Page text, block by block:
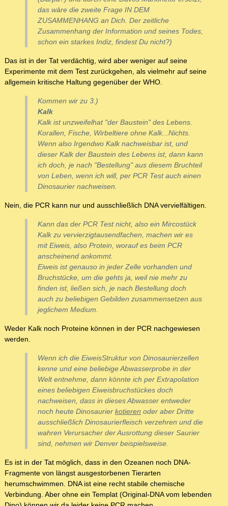
das wäre die zweite Frage IN DEM
ZUSAMMENHANG an Dich. Der zeitliche
Zusammenhang der Information und seines Todes,
schon ein starkes Indiz, findest Du nicht?)
Das ist in der Tat verdächtig, wird aber weniger auf seine
Experimente mit dem Test zurückgehen, als vielmehr auf seine
allgemein kritische Haltung gegenüber der WHO.
Kommen wir zu 3.)
Kalk
Kalk ist unzweifelhat "der Baustein" des Lebens.
Korallen, Fische, Wirbeltiere ohne Kalk...Nichts.
Wenn also Irgendwo Kalk nachweisbar ist, und
dieser Kalk der Baustein des Lebens ist, dann kann
ich doch, je nach "Bestellung" aus diesem Bruchteil
von Leben, wenn ich will, per PCR Test auch einen
Dinosaurier nachweisen.
Nein, die PCR kann nur und ausschließlich DNA vervielfältigen.
Kann das der PCR Test nicht, also ein Mircostück
Kalk zu vervierzigtausendfachen, machen wir es
mit Eiweis, also Protein, worauf es beim PCR
anscheinend ankommt.
Eiweis ist genauso in jeder Zelle vorhanden und
Bruchstücke, um die gehts ja, weil nie mehr zu
finden ist, ließen sich, je nach Bestellung doch
auch zu beliebigen Gebilden zusammensetzen aus
jeglichem Medium.
Weder Kalk noch Proteine können in der PCR nachgewiesen
werden.
Wenn ich die EiweisStruktur von Dinosaurierzellen
kenne und eine beliebige Abwasserprobe in der
Welt entnehme, dann könnte ich per Extrapolation
eines beliebigen Eiweisbruchstückes doch
nachweisen, dass in dieses Abwasser entweder
noch heute Dinosaurier kotieren oder aber Dritte
ausschließlich Dinosaurierfleisch verzehren und die
wahren Verursacher der Ausrottung dieser Saurier
sind, nehmen wir Denver beispielsweise.
Es ist in der Tat möglich, dass in den Ozeanen noch DNA-
Fragmente von längst ausgestorbenen Tierarten
herumschwimmen. DNA ist eine recht stabile chemische
Verbindung. Aber ohne ein Templat (Original-DNA vom lebenden